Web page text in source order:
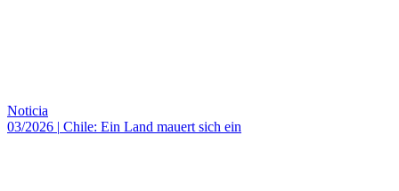
Noticia
03/2026 | Chile: Ein Land mauert sich ein